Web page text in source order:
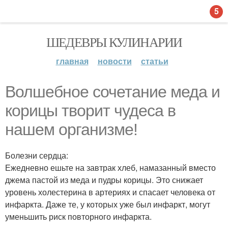
ШЕДЕВРЫ КУЛИНАРИИ
главная новости статьи
Волшебное сочетание меда и
корицы творит чудеса в
нашем организме!
Болезни сердца:
Ежедневно ешьте на завтрак хлеб, намазанный вместо
джема пастой из меда и пудры корицы. Это снижает
уровень холестерина в артериях и спасает человека от
инфаркта. Даже те, у которых уже был инфаркт, могут
уменьшить риск повторного инфаркта.
5